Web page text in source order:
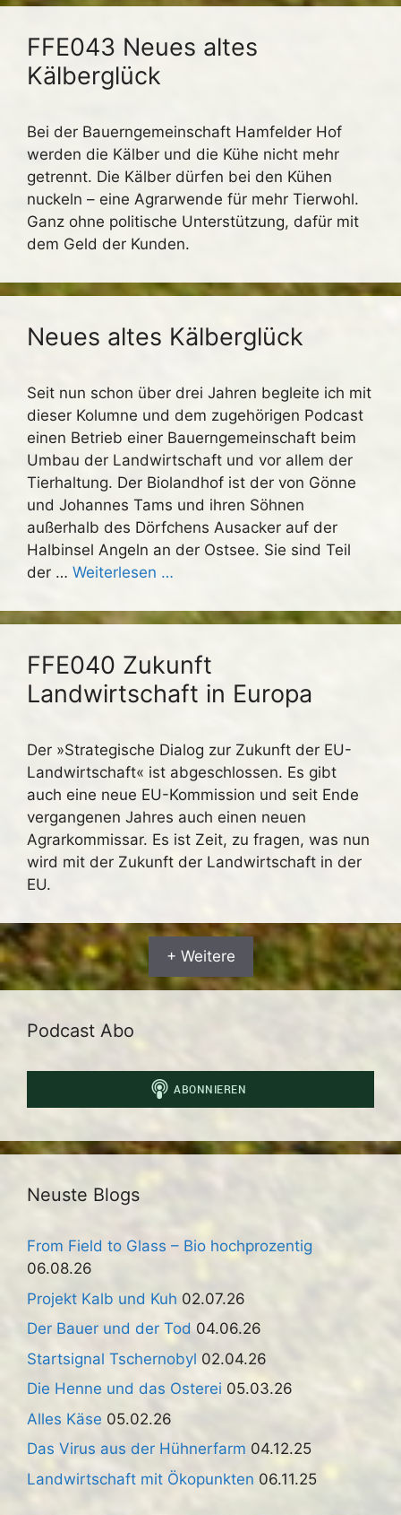
FFE043 Neues altes
Kälberglück
Bei der Bauerngemeinschaft Hamfelder Hof
werden die Kälber und die Kühe nicht mehr
getrennt. Die Kälber dürfen bei den Kühen
nuckeln – eine Agrarwende für mehr Tierwohl.
Ganz ohne politische Unterstützung, dafür mit
dem Geld der Kunden.
Neues altes Kälberglück
Seit nun schon über drei Jahren begleite ich mit
dieser Kolumne und dem zugehörigen Podcast
einen Betrieb einer Bauerngemeinschaft beim
Umbau der Landwirtschaft und vor allem der
Tierhaltung. Der Biolandhof ist der von Gönne
und Johannes Tams und ihren Söhnen
außerhalb des Dörfchens Ausacker auf der
Halbinsel Angeln an der Ostsee. Sie sind Teil
der … Weiterlesen …
FFE040 Zukunft
Landwirtschaft in Europa
Der »Strategische Dialog zur Zukunft der EU-
Landwirtschaft« ist abgeschlossen. Es gibt
auch eine neue EU-Kommission und seit Ende
vergangenen Jahres auch einen neuen
Agrarkommissar. Es ist Zeit, zu fragen, was nun
wird mit der Zukunft der Landwirtschaft in der
EU.
+ Weitere
Podcast Abo
Neuste Blogs
From Field to Glass – Bio hochprozentig
06.08.26
Projekt Kalb und Kuh 02.07.26
Der Bauer und der Tod 04.06.26
Startsignal Tschernobyl 02.04.26
Die Henne und das Osterei 05.03.26
Alles Käse 05.02.26
Das Virus aus der Hühnerfarm 04.12.25
Landwirtschaft mit Ökopunkten 06.11.25